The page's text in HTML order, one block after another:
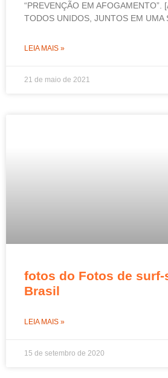
“PREVENÇÃO EM AFOGAMENTO”.
TODOS UNIDOS, JUNTOS EM UMA
LEIA MAIS »
21 de maio de 2021
fotos do Fotos de surf-
Brasil
LEIA MAIS »
15 de setembro de 2020